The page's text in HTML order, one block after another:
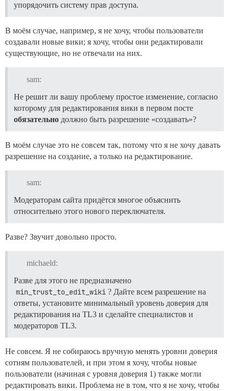
упорядочить систему прав доступа.
В моём случае, например, я не хочу, чтобы пользователи
создавали новые вики; я хочу, чтобы они редактировали
существующие, но не отвечали на них.
sam:
Не решит ли вашу проблему простое изменение, согласно
которому для редактирования вики в первом посте
обязательно должно быть разрешение «создавать»?
В моём случае это не совсем так, потому что я не хочу давать
разрешение на создание, а только на редактирование.
sam:
Модераторам сайта придётся многое объяснить
относительно этого нового переключателя.
Разве? Звучит довольно просто.
michaeld:
Разве для этого не предназначено
min_trust_to_edit_wiki ? Дайте всем разрешение на
ответы, установите минимальный уровень доверия для
редактирования на TL3 и сделайте специалистов и
модераторов TL3.
Не совсем. Я не собираюсь вручную менять уровни доверия
сотням пользователей, и при этом я хочу, чтобы новые
пользователи (начиная с уровня доверия 1) также могли
редактировать вики. Проблема не в том, что я не хочу, чтобы